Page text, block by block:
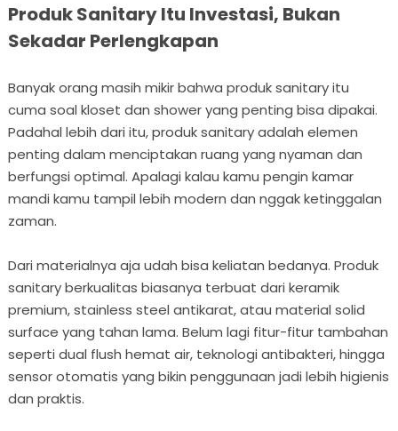
Produk Sanitary Itu Investasi, Bukan
Sekadar Perlengkapan
Banyak orang masih mikir bahwa produk sanitary itu
cuma soal kloset dan shower yang penting bisa dipakai.
Padahal lebih dari itu, produk sanitary adalah elemen
penting dalam menciptakan ruang yang nyaman dan
berfungsi optimal. Apalagi kalau kamu pengin kamar
mandi kamu tampil lebih modern dan nggak ketinggalan
zaman.
Dari materialnya aja udah bisa keliatan bedanya. Produk
sanitary berkualitas biasanya terbuat dari keramik
premium, stainless steel antikarat, atau material solid
surface yang tahan lama. Belum lagi fitur-fitur tambahan
seperti dual flush hemat air, teknologi antibakteri, hingga
sensor otomatis yang bikin penggunaan jadi lebih higienis
dan praktis.